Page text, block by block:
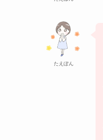
たえぽん